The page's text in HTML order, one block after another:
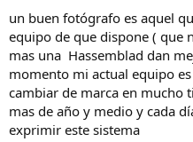
utilizaba una Hassemblad de
más que por el simple
un buen fotógrafo es aquel
equipo de que dispone ( que
mas una Hassemblad dan
momento mi actual equipo
cambiar de marca en mucho
mas de año y medio y cada
exprimir este sistema